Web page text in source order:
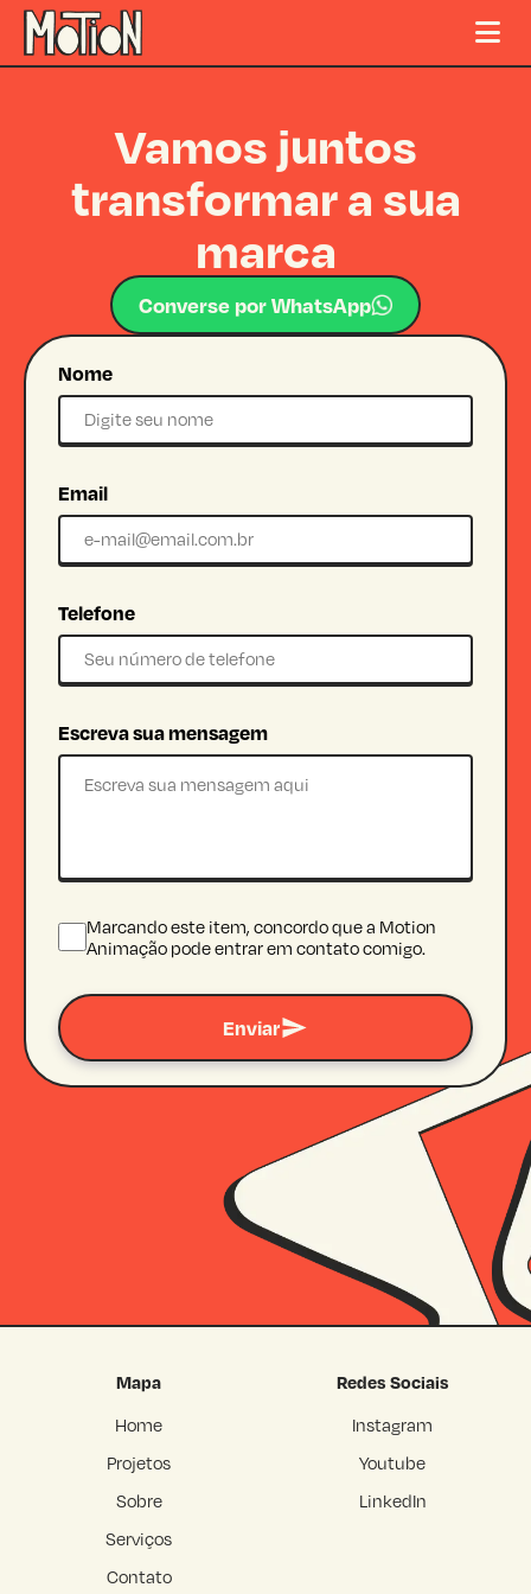
Vamos juntos
transformar a sua
marca
Converse por WhatsApp
Nome
Email
Telefone
Escreva sua mensagem
Marcando este item, concordo que a Motion
Animação pode entrar em contato comigo.
Enviar
Mapa
Home
Projetos
Sobre
Serviços
Contato
Redes Sociais
Instagram
Youtube
LinkedIn